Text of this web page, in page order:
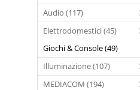
Audio (117)
Elettrodomestici (45)
Giochi & Console (49)
Illuminazione (107)
MEDIACOM (194)